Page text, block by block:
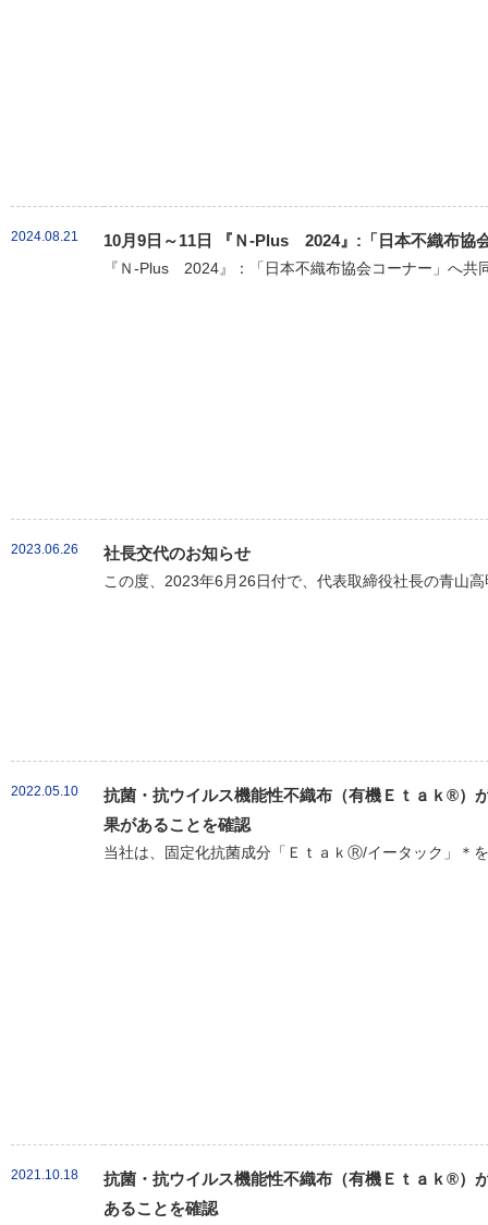
2024.08.21 10月9日～11日 『Ｎ-Plus 2024』:「日本不織布協
『Ｎ-Plus 2024』：「日本不織布協会コーナー」へ共
2023.06.26 社長交代のお知らせ
この度、2023年6月26日付で、代表取締役社長の青山
2022.05.10
抗菌・抗ウイルス機能性不織布（有機Ｅｔａｋ®）
果があることを確認
当社は、固定化抗菌成分「ＥｔａｋⓇ/イータック」＊
2021.10.18
抗菌・抗ウイルス機能性不織布（有機Ｅｔａｋ®）
あることを確認